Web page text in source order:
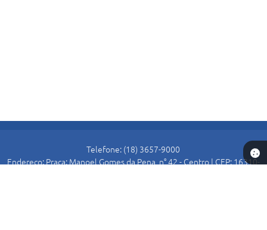
Telefone: (18) 3657-9000
Endereço: Praça: Manoel Gomes da Pena, n° 42 - Centro | CEP: 16310-